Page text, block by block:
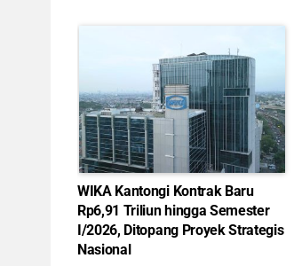
WIKA Kantongi Kontrak Baru
Rp6,91 Triliun hingga Semester
I/2026, Ditopang Proyek Strategis
Nasional